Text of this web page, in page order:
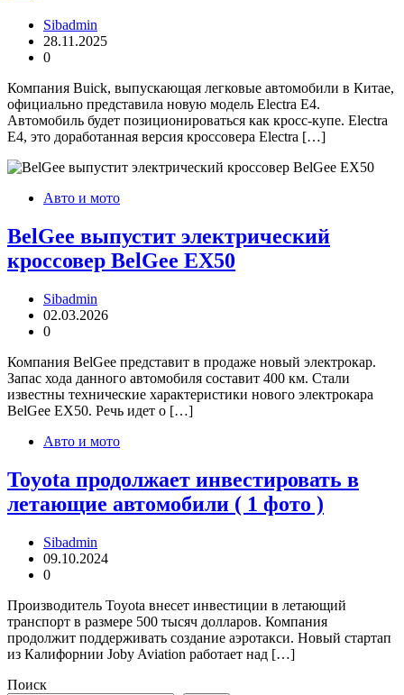
Sibadmin
28.11.2025
0
Компания Buick, выпускающая легковые автомобили в Китае,
официально представила новую модель Electra E4.
Автомобиль будет позиционироваться как кросс-купе. Electra
E4, это доработанная версия кроссовера Electra […]
Авто и мото
BelGee выпустит электрический
кроссовер BelGee EX50
Sibadmin
02.03.2026
0
Компания BelGee представит в продаже новый электрокар.
Запас хода данного автомобиля составит 400 км. Стали
известны технические характеристики нового электрокара
BelGee EX50. Речь идет о […]
Авто и мото
Toyota продолжает инвестировать в
летающие автомобили ( 1 фото )
Sibadmin
09.10.2024
0
Производитель Toyota внесет инвестиции в летающий
транспорт в размере 500 тысяч долларов. Компания
продолжит поддерживать создание аэротакси. Новый стартап
из Калифорнии Joby Aviation работает над […]
Поиск